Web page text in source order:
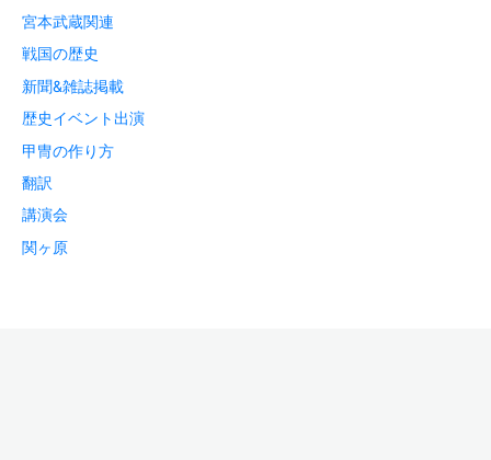
宮本武蔵関連
戦国の歴史
新聞&雑誌掲載
歴史イベント出演
甲冑の作り方
翻訳
講演会
関ヶ原